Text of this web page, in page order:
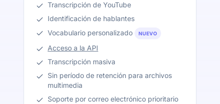
Transcripción de YouTube
Identificación de hablantes
Vocabulario personalizado
NUEVO
Acceso a la API
Transcripción masiva
Sin período de retención para archivos
multimedia
Soporte por correo electrónico prioritario